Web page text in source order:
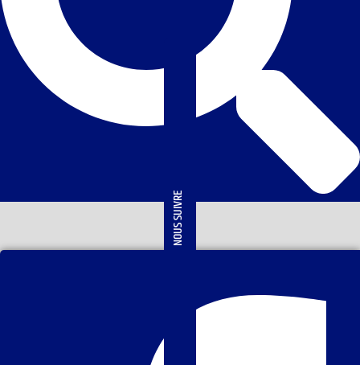
NOUS SUIVRE